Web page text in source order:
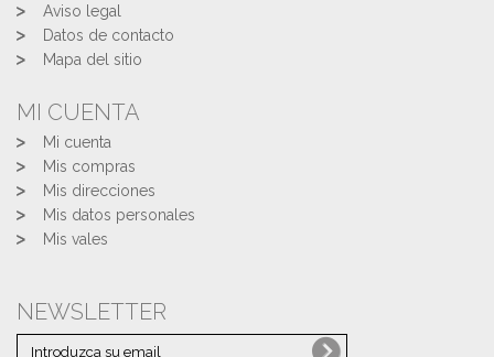
Aviso legal
Datos de contacto
Mapa del sitio
MI CUENTA
Mi cuenta
Mis compras
Mis direcciones
Mis datos personales
Mis vales
NEWSLETTER